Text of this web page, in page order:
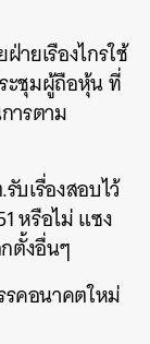
ายเรืองไกรใช้
ะชุมผู้ถือหุ้น ที่
ารตาม
บเรื่องสอบไว้
หรือไม่ แซง
ตั้งอื่นๆ
รคอนาคตใหม่